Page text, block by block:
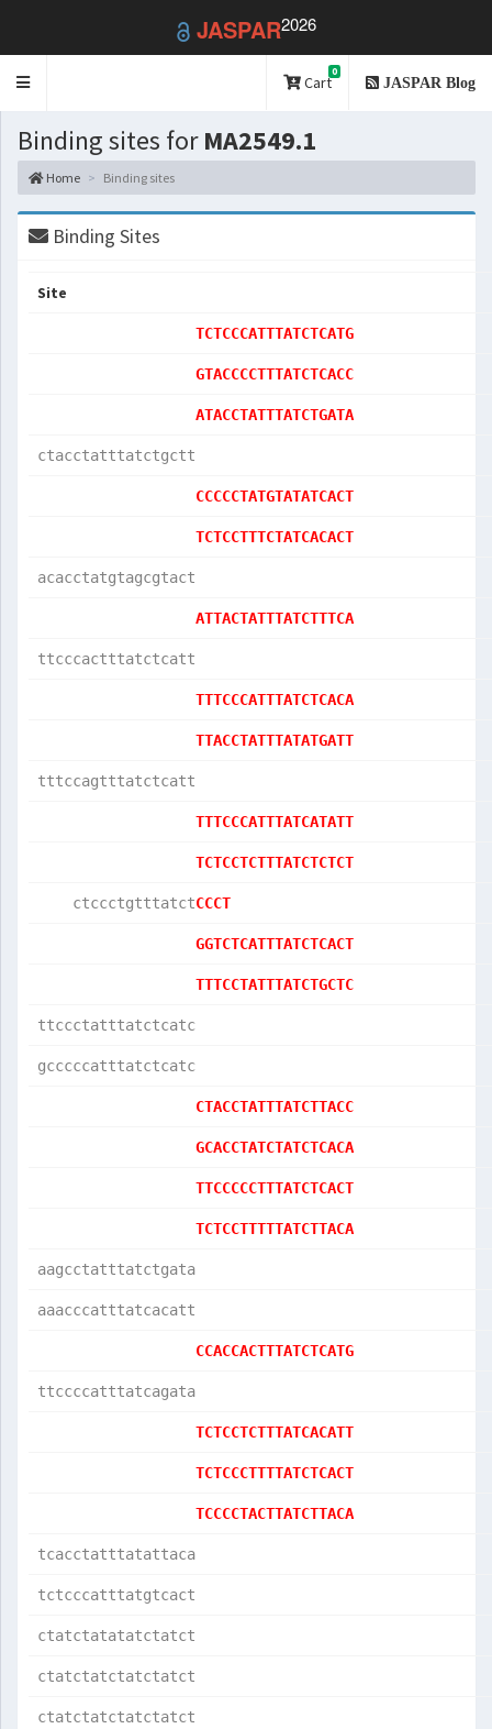
JASPAR2026
Toggle
Cart
0
JASPAR Blog
Binding sites forMA2549.1
Home Binding sites
Binding Sites
Site
TCTCCCATTTATCTCATG
GTACCCCTTTATCTCACC
ATACCTATTTATCTGATA
ctacctatttatctgctt
CCCCCTATGTATATCACT
TCTCCTTTCTATCACACT
acacctatgtagcgtact
ATTACTATTTATCTTTCA
ttcccactttatctcatt
TTTCCCATTTATCTCACA
TTACCTATTTATATGATT
tttccagtttatctcatt
TTTCCCATTTATCATATT
TCTCCTCTTTATCTCTCT
    ctccctgtttatct
CCCT
GGTCTCATTTATCTCACT
TTTCCTATTTATCTGCTC
ttccctatttatctcatc
gcccccatttatctcatc
CTACCTATTTATCTTACC
GCACCTATCTATCTCACA
TTCCCCCTTTATCTCACT
TCTCCTTTTTATCTTACA
aagcctatttatctgata
aaacccatttatcacatt
CCACCACTTTATCTCATG
ttccccatttatcagata
TCTCCTCTTTATCACATT
TCTCCCTTTTATCTCACT
TCCCCTACTTATCTTACA
tcacctatttatattaca
tctcccatttatgtcact
ctatctatatatctatct
ctatctatctatctatct
ctatctatctatctatct